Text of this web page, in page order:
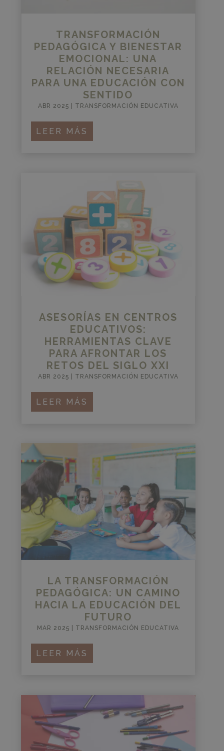
TRANSFORMACIÓN
PEDAGÓGICA Y BIENESTAR
EMOCIONAL: UNA
RELACIÓN NECESARIA
PARA UNA EDUCACIÓN CON
SENTIDO
ABR 2025 TRANSFORMACIÓN EDUCATIVA
LEER MÁS
ASESORÍAS EN CENTROS
EDUCATIVOS:
HERRAMIENTAS CLAVE
PARA AFRONTAR LOS
RETOS DEL SIGLO XXI
ABR 2025 TRANSFORMACIÓN EDUCATIVA
LEER MÁS
LA TRANSFORMACIÓN
PEDAGÓGICA: UN CAMINO
HACIA LA EDUCACIÓN DEL
FUTURO
MAR 2025 TRANSFORMACIÓN EDUCATIVA
LEER MÁS